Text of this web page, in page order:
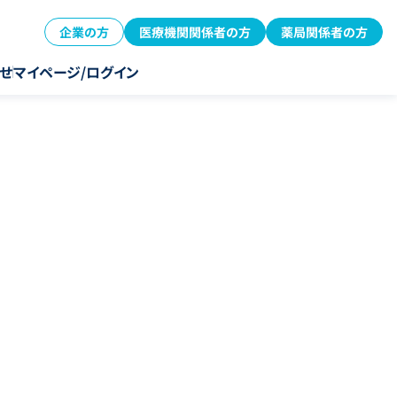
企業の方 医療機関関係者の方 薬局関係者の方
マイページ/ログイン